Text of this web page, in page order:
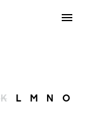
K L M N O